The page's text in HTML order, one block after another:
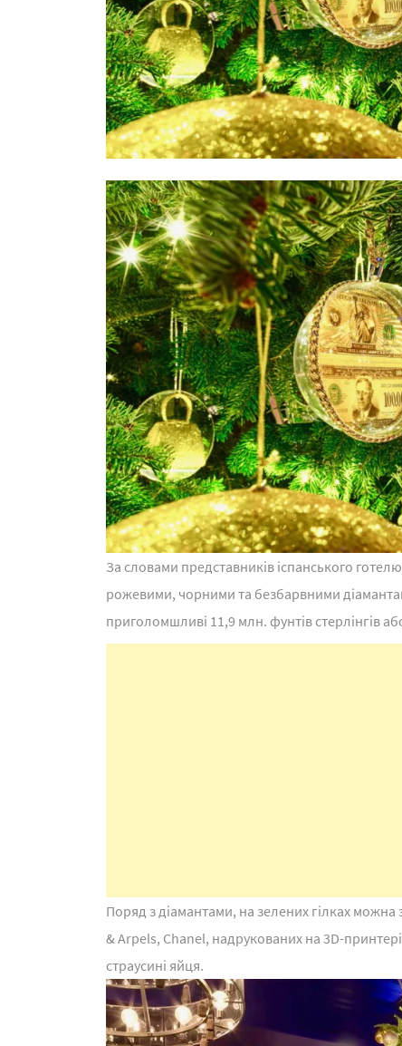
За словами представників іспанського
рожевими, чорними та безбарвними
приголомшливі 11,9 млн. фунтів стерлінгів
Поряд з діамантами, на зелених гілках
& Arpels, Chanel, надрукованих на 3D-
страусині яйця.